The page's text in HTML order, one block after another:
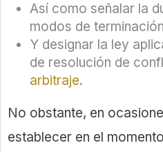
Así como señalar la
modos de
Y designar la ley
de resolución de
arbitraje.
No obstante, en
establecer en el